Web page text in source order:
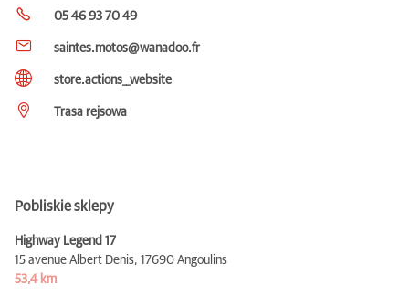
05 46 93 70 49
saintes.motos@wanadoo.fr
store.actions__website
Trasa rejsowa
Pobliskie sklepy
Highway Legend 17
15 avenue Albert Denis, 17690 Angoulins
53,4 km